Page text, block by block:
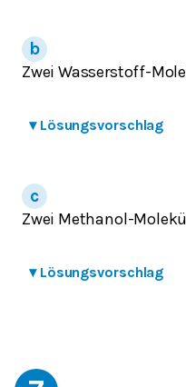
Zwei Wasserstoff-
▾ Lösungsvorschlag
Zwei Methanol-
▾ Lösungsvorschlag